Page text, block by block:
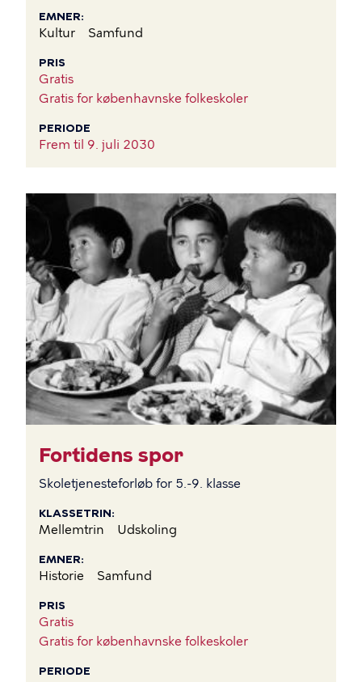
EMNER
Kultur Samfund
PRIS
Gratis
Gratis for københavnske folkeskoler
PERIODE
Frem til 9. juli 2030
Fortidens spor
Skoletjenesteforløb for 5.-9. klasse
KLASSETRIN
Mellemtrin Udskoling
EMNER
Historie Samfund
PRIS
Gratis
Gratis for københavnske folkeskoler
PERIODE